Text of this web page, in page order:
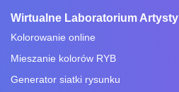
Wirtualne Laboratorium Artysty
Kolorowanie online
Mieszanie kolorów RYB
Generator siatki rysunku